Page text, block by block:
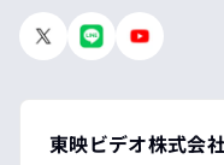
東映ビデオ株式会